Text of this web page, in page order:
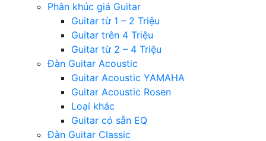
Phân khúc giá Guitar
Guitar từ 1 – 2 Triệu
Guitar trên 4 Triệu
Guitar từ 2 – 4 Triệu
Đàn Guitar Acoustic
Guitar Acoustic YAMAHA
Guitar Acoustic Rosen
Loại khác
Guitar có sẵn EQ
Đàn Guitar Classic